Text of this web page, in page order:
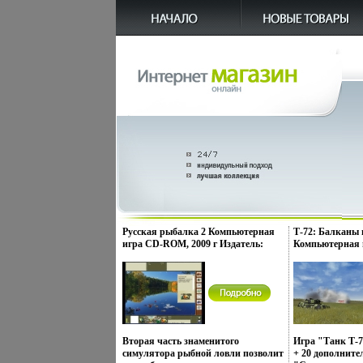
Русская рыбалка 2 Компьютерная
игра CD-ROM, 2009 г Издатель:
рыбалка пластиковый Jewel case
Что делать, если программа не
запускается? инфо 2560o.
Вторая часть знаменитого
симулятора рыбной ловли позволит
Т-72: Балканы
Компьютерная
"Бизнессофт"
case Что
запускается?
Игра "Танк Т-
+ 20